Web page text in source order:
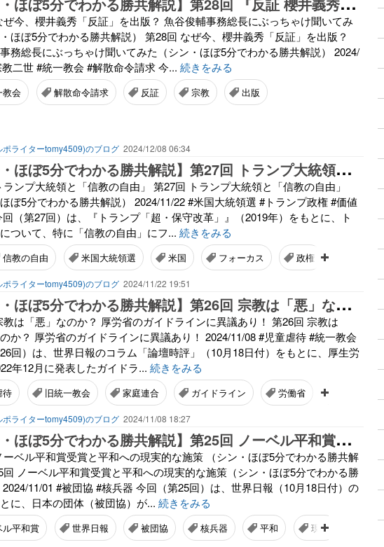
ぜ今、櫻井義秀「反証」を出版？ 魚谷俊輔事務総長にぶっちゃけ聞いてみ
ほぼ5分でわかる勝共解説） 第28回 なぜ今、櫻井義秀「反証」を出版？
務総長にぶっちゃけ聞いてみた（シン・ほぼ5分でわかる勝共解説） 2024/
教二世 #統一教会 #解散命令請求 今... 続きをみる
教会 解散命令請求 反証 宗教 出版
ライターtomy4509)のブログ 2024/12/08 06:34
【
シン・ほぼ5分でわかる勝共解説】第27回 トランプ大統領と「信教の自由」
ンプ大統領と「信教の自由」 第27回 トランプ大統領と「信教の自由」
ほぼ5分でわかる勝共解説） 2024/11/22 #米国大統領選 #トランプ政権 #価値
（第27回）は、『トランプ「超・保守改革」』（2019年）をもとに、ト
ついて、特に「信教の自由」にフ... 続きをみる
信教の自由 米国大統領選 米国 フォーカス 政権
ライターtomy4509)のブログ 2024/11/22 19:51
【
シン・ほぼ5分でわかる勝共解説】第26回 宗教は「悪」なのか？ 厚労省のガイドラインに異議あり！
教は「悪」なのか？ 厚労省のガイドラインに異議あり！ 第26回 宗教は
のか？ 厚労省のガイドラインに異議あり！ 2024/11/08 #児童虐待 #統一教会
回）は、世界日報のコラム「論壇時評」（10月18日付）をもとに、厚生労
年12月に発表したガイドラ... 続きをみる
待 旧統一教会 家庭連合 ガイドライン 労働省
ライターtomy4509)のブログ 2024/11/08 18:27
【
シン・ほぼ5分でわかる勝共解説】第25回 ノーベル平和賞受賞と平和への現実的な施策
ーベル平和賞受賞と平和への現実的な施策 （シン・ほぼ5分でわかる勝共解
回 ノーベル平和賞受賞と平和への現実的な施策（シン・ほぼ5分でわかる勝
11/01 #被団協 #核兵器 今回（第25回）は、世界日報（10月18日付）の
に、日本の団体（被団協）が... 続きをみる
ル平和賞 世界日報 被団協 核兵器 平和 現実